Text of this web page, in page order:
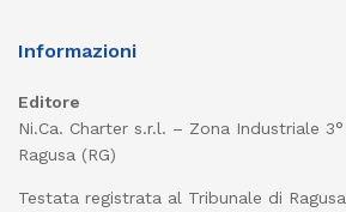
Informazioni
Editore
Ni.Ca. Charter s.r.l. – Zona Industriale
Ragusa (RG)
Testata registrata al Tribunale di